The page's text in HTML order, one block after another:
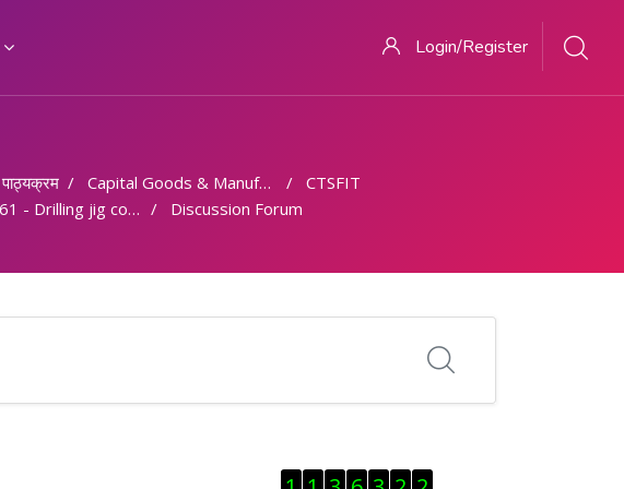
Login/Register
पाठ्यक्रम Capital Goods & Manufacturing
CTSFIT
jig constructional features
Discussion Forum
ब्लॉक से हट जायें